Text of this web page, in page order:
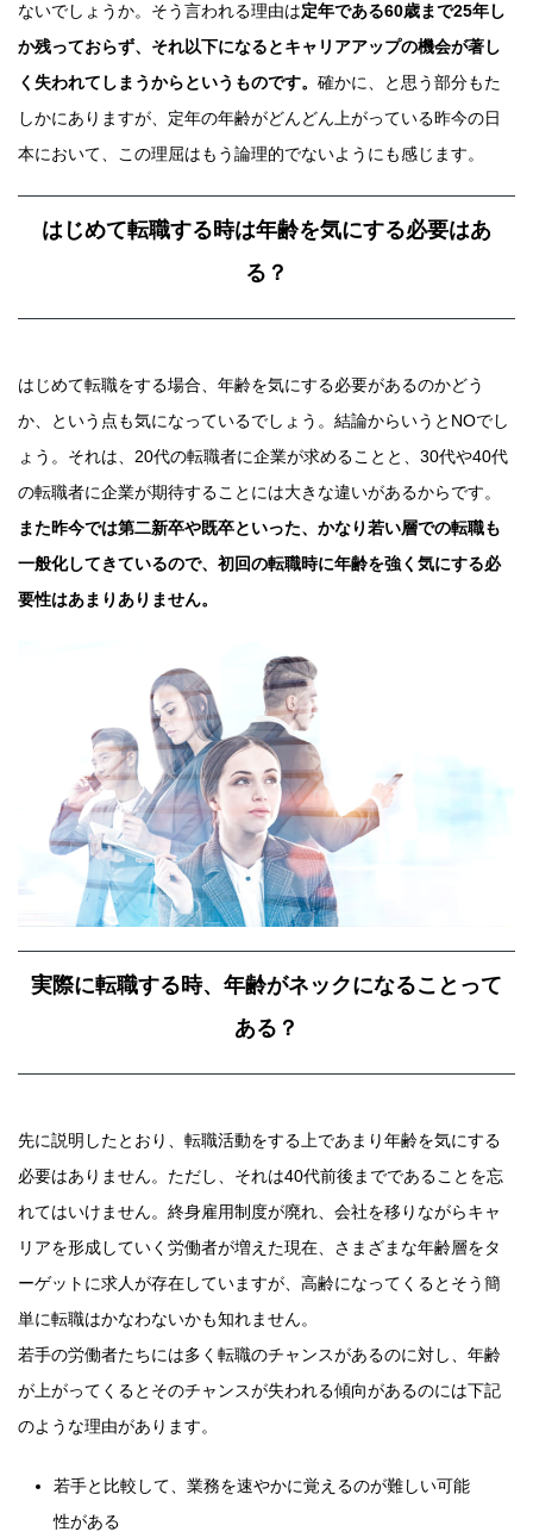
ないでしょうか。そう言われる理由は定年である60歳まで25年し
か残っておらず、それ以下になるとキャリアアップの機会が著し
く失われてしまうからというものです。 確かに、と思う部分もた
しかにありますが、定年の年齢がどんどん上がっている昨今の日
本において、この理屈はもう論理的でないようにも感じます。
はじめて転職する時は年齢を気にする必要はあ
る？
はじめて転職をする場合、年齢を気にする必要があるのかどう
か、という点も気になっているでしょう。結論からいうとNOでし
ょう。それは、20代の転職者に企業が求めることと、30代や40代
の転職者に企業が期待することには大きな違いがあるからです。
また昨今では第二新卒や既卒といった、かなり若い層での転職も
一般化してきているので、初回の転職時に年齢を強く気にする必
要性はあまりありません。
実際に転職する時、年齢がネックになることって
ある？
先に説明したとおり、転職活動をする上であまり年齢を気にする
必要はありません。ただし、それは40代前後までであることを忘
れてはいけません。終身雇用制度が廃れ、会社を移りながらキャ
リアを形成していく労働者が増えた現在、さまざまな年齢層をタ
ーゲットに求人が存在していますが、高齢になってくるとそう簡
単に転職はかなわないかも知れません。
若手の労働者たちには多く転職のチャンスがあるのに対し、年齢
が上がってくるとそのチャンスが失われる傾向があるのには下記
のような理由があります。
若手と比較して、業務を速やかに覚えるのが難しい可能
性がある